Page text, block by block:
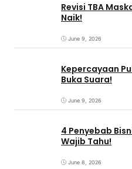
Revisi TBA
Naik!
June 9, 2026
Kepercayaan
Buka Suara!
June 9, 2026
4 Penyebab
Wajib Tahu!
June 8, 2026